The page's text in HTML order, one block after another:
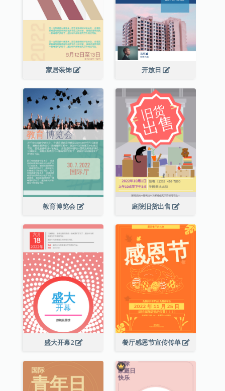
家居装饰 开放日
教育博览会 庭院旧货出售
盛大开幕2 餐厅感恩节宣传传单